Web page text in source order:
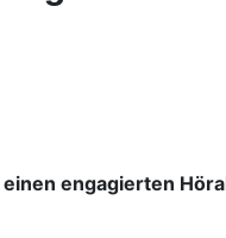
engagierten